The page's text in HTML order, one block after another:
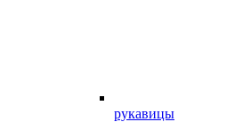
рукавицы